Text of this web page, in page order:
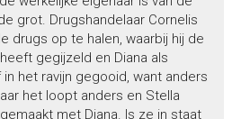
grot. Drugshandelaar Cornelis
drugs op te halen, waarbij hij de
gegijzeld en Diana als
het ravijn gegooid, want anders
het loopt anders en Stella
met Diana. Is ze in staat